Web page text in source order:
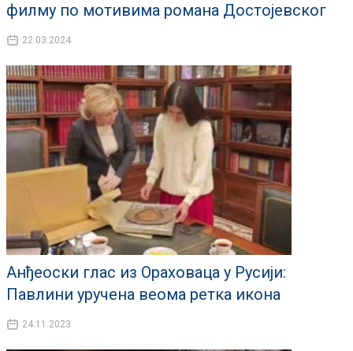
филму по мотивима романа Достојевског
22.03.2024
Анђеоски глас из Ораховаца у Русији:
Павлини уручена веома ретка икона
24.11.2023